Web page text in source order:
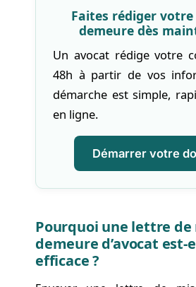
Faites rédiger votre
demeure dès
Un avocat rédige votre
48h à partir de vos
démarche est simple,
en ligne.
Démarrer votre
Pourquoi une lettre de
demeure d’avocat est-
efficace ?